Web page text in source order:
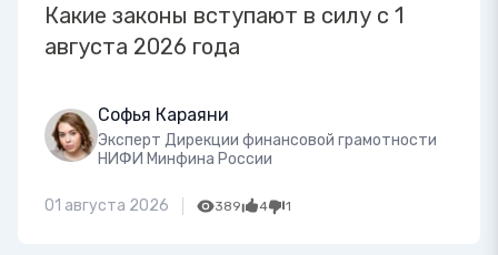
Какие законы вступают в силу с 1
августа 2026 года
Софья Караяни
Эксперт Дирекции финансовой грамотности
НИФИ Минфина России
01 августа 2026 389 4 1